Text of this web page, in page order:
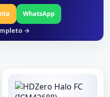
WhatsApp
→